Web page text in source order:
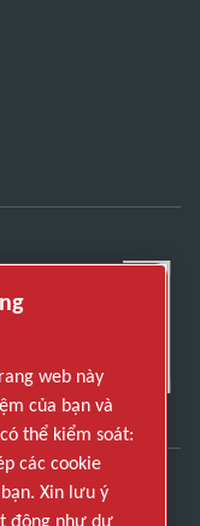
cung cấp công
web này
của bạn và
thể kiểm soát:
các cookie
Xin lưu ý
động như dự